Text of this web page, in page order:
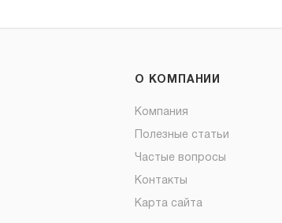
О КОМПАНИИ
Компания
Полезные статьи
Частые вопросы
Контакты
Карта сайта